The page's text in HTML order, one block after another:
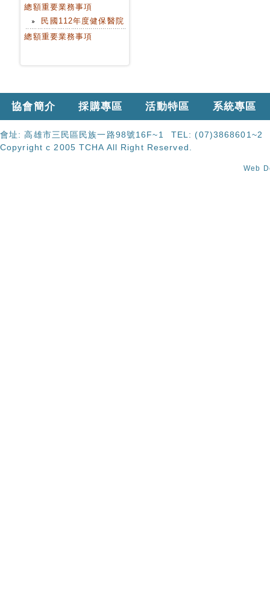
總額重要業務事項
民國112年度健保醫院
總額重要業務事項
協會簡介 採購專區 活動特區 系統專區
會址:高雄市三民區民族一路98號16F~1 TEL: (07)3868601~2
Copyright c 2005 TCHA All Right Reserved.
Web